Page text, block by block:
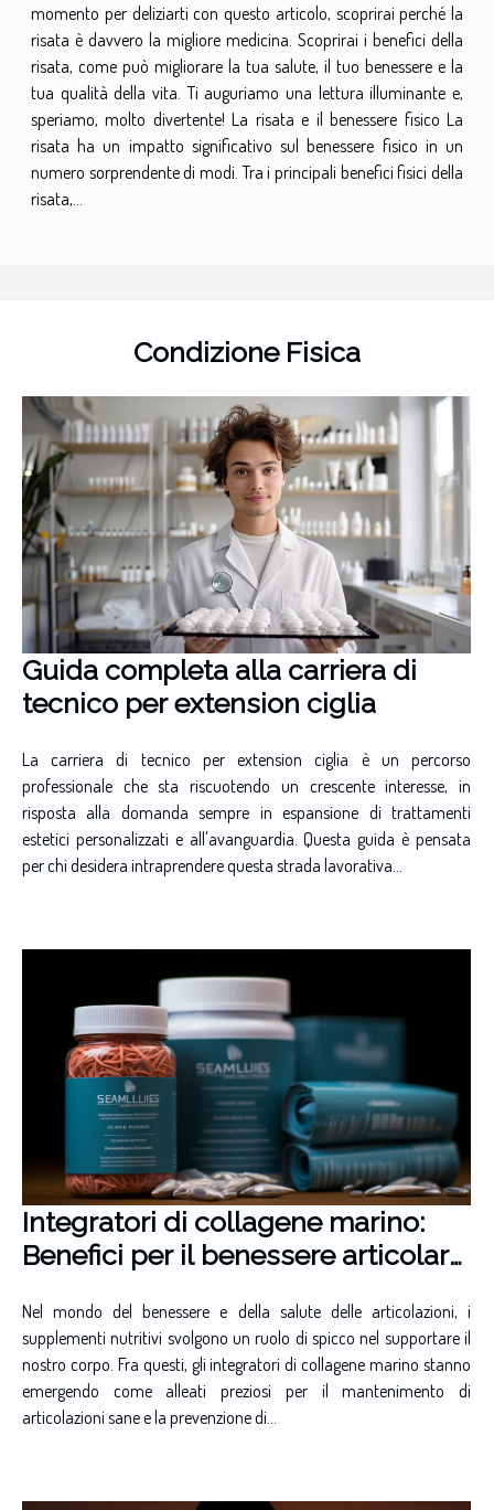
momento per deliziarti con questo articolo, scoprirai perché la
risata è davvero la migliore medicina. Scoprirai i benefici della
risata, come può migliorare la tua salute, il tuo benessere e la
tua qualità della vita. Ti auguriamo una lettura illuminante e,
speriamo, molto divertente! La risata e il benessere fisico La
risata ha un impatto significativo sul benessere fisico in un
numero sorprendente di modi. Tra i principali benefici fisici della
risata,...
Condizione Fisica
Guida completa alla carriera di
tecnico per extension ciglia
La carriera di tecnico per extension ciglia è un percorso
professionale che sta riscuotendo un crescente interesse, in
risposta alla domanda sempre in espansione di trattamenti
estetici personalizzati e all'avanguardia. Questa guida è pensata
per chi desidera intraprendere questa strada lavorativa...
Integratori di collagene marino:
Benefici per il benessere articolare
Nel mondo del benessere e della salute delle articolazioni, i
supplementi nutritivi svolgono un ruolo di spicco nel supportare il
nostro corpo. Fra questi, gli integratori di collagene marino stanno
emergendo come alleati preziosi per il mantenimento di
articolazioni sane e la prevenzione di...